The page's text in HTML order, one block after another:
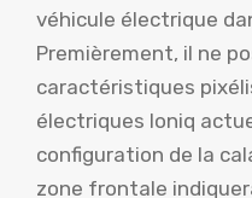
véhicule électrique
Premièrement, il ne
caractéristiques
électriques Ioniq
configuration de la
zone frontale